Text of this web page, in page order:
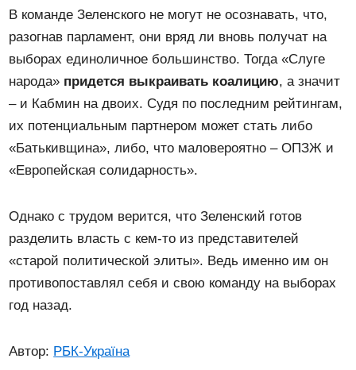
В команде Зеленского не могут не осознавать, что,
разогнав парламент, они вряд ли вновь получат на
выборах единоличное большинство. Тогда «Слуге
народа» придется выкраивать коалицию, а значит
– и Кабмин на двоих. Судя по последним рейтингам,
их потенциальным партнером может стать либо
«Батькивщина», либо, что маловероятно – ОПЗЖ и
«Европейская солидарность».
Однако с трудом верится, что Зеленский готов
разделить власть с кем-то из представителей
«старой политической элиты». Ведь именно им он
противопоставлял себя и свою команду на выборах
год назад.
Автор: РБК-Україна